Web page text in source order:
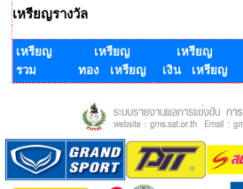
เหรียญรางวัล
เหรียญ
รวม
เหรียญ
ทอง เหรียญ
เหรียญ
เงิน เหรียญ